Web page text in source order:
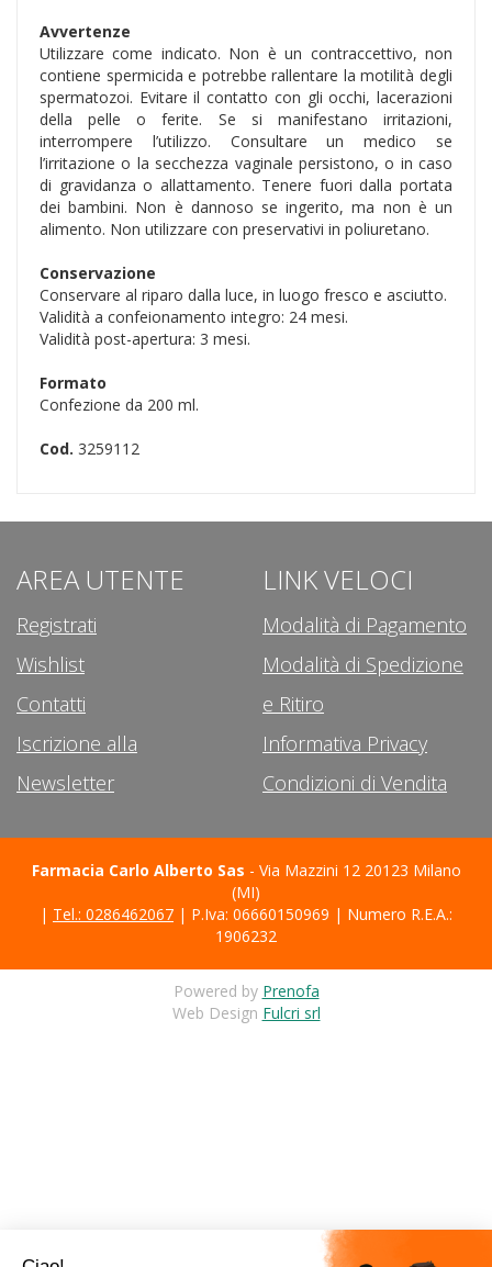
Avvertenze
Utilizzare come indicato. Non è un contraccettivo, non
contiene spermicida e potrebbe rallentare la motilità degli
spermatozoi. Evitare il contatto con gli occhi, lacerazioni
della pelle o ferite. Se si manifestano irritazioni,
interrompere l’utilizzo. Consultare un medico se
l’irritazione o la secchezza vaginale persistono, o in caso
di gravidanza o allattamento. Tenere fuori dalla portata
dei bambini. Non è dannoso se ingerito, ma non è un
alimento. Non utilizzare con preservativi in poliuretano.
Conservazione
Conservare al riparo dalla luce, in luogo fresco e asciutto.
Validità a confeionamento integro: 24 mesi.
Validità post-apertura: 3 mesi.
Formato
Confezione da 200 ml.
Cod. 3259112
AREA UTENTE
Registrati
Wishlist
Contatti
Iscrizione alla
Newsletter
LINK VELOCI
Modalità di Pagamento
Modalità di Spedizione
e Ritiro
Informativa Privacy
Condizioni di Vendita
Farmacia Carlo Alberto Sas - Via Mazzini 12 20123 Milano
(MI)
| Tel.: 0286462067 | P.Iva: 06660150969 | Numero R.E.A.:
1906232
Powered by Prenofa
Web Design Fulcri srl